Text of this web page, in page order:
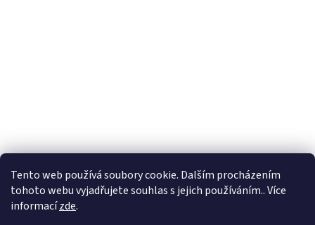
Tento web používá soubory cookie. Dalším procházením
tohoto webu vyjadřujete souhlas s jejich používáním.. Více
informacízde.